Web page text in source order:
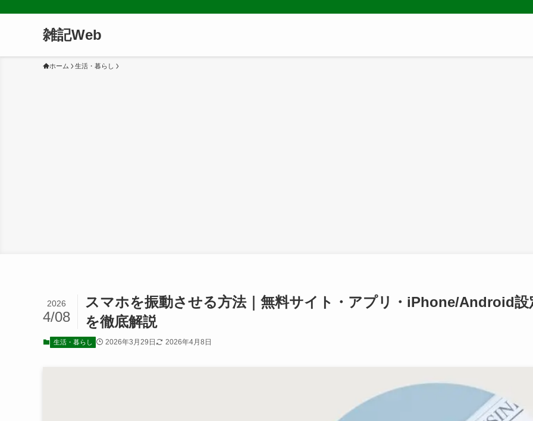
雑記Web
ホーム 生活・暮らし
スマホを振動させる方法｜無料サイト・アプリ・iPhone/Android設
を徹底解説
2026
4/08
生活・暮らし 2026年3月29日 2026年4月8日